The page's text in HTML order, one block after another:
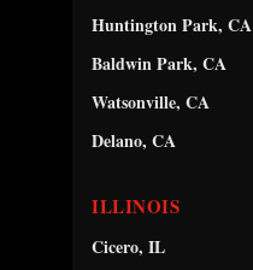
Huntington Park, CA
Baldwin Park, CA
Watsonville, CA
Delano, CA
ILLINOIS
Cicero, IL